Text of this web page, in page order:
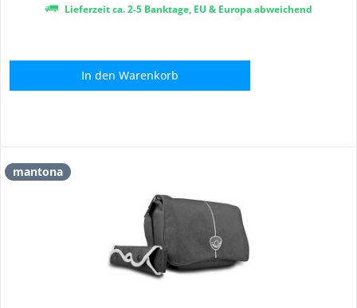
Lieferzeit ca. 2-5 Banktage, EU & Europa abweichend
In den Warenkorb
mantona